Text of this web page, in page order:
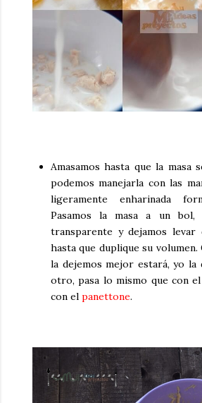
Amasamos hasta que la masa
podemos manejarla con las
ligeramente enharinada
Pasamos la masa a un bol,
transparente y dejamos
hasta que duplique su
la dejemos mejor estará, yo la
otro, pasa lo mismo que con el
con el panettone.